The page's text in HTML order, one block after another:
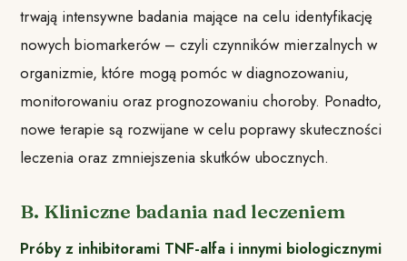
trwają intensywne badania mające na celu identyfikację
nowych biomarkerów – czyli czynników mierzalnych w
organizmie, które mogą pomóc w diagnozowaniu,
monitorowaniu oraz prognozowaniu choroby. Ponadto,
nowe terapie są rozwijane w celu poprawy skuteczności
leczenia oraz zmniejszenia skutków ubocznych.
B. Kliniczne badania nad leczeniem
Próby z inhibitorami TNF-alfa i innymi biologicznymi